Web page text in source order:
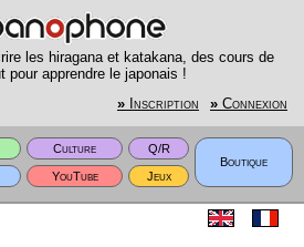
les hiragana et katakana, des cours de
pour apprendre le japonais !
» Inscription » Connexion
Culture
Q/R
Boutique
YouTube Jeux